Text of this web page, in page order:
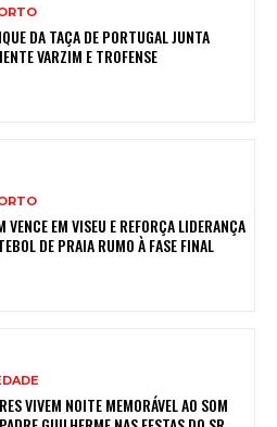
DA TAÇA DE PORTUGAL JUNTA
VARZIM E TROFENSE
VENCE EM VISEU E REFORÇA LIDERANÇA
DE PRAIA RUMO À FASE FINAL
VIVEM NOITE MEMORÁVEL AO SOM